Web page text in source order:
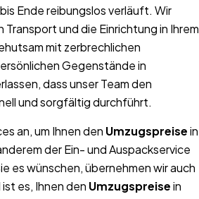
Ende reibungslos verläuft. Wir
und die Einrichtung in Ihrem
mit zerbrechlichen
Gegenstände in
dass unser Team den
und sorgfältig durchführt.
an, um Ihnen den Umzugspreisein
der Ein- und Auspackservice
es wünschen, übernehmen wir auch
es, Ihnen den Umzugspreisein